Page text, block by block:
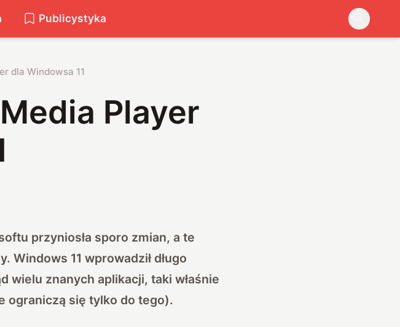
Publicystyka
dla Windowsa 11
Player
przyniosła sporo zmian, a te
Windows 11 wprowadził długo
wielu znanych aplikacji, taki właśnie
ograniczą się tylko do tego).